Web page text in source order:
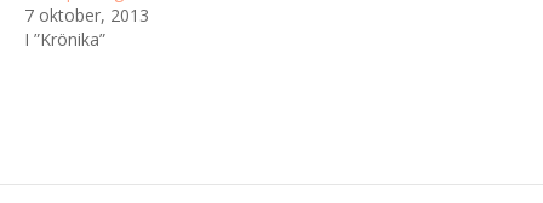
7 oktober, 2013
I ”Krönika”